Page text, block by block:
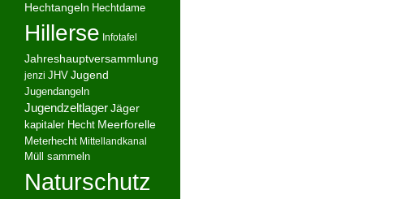
Hechtangeln Hechtdame
Hillerse Infotafel
Jahreshauptversammlung
jenzi JHV Jugend
Jugendangeln
Jugendzeltlager Jäger
kapitaler Hecht Meerforelle
Meterhecht Mittellandkanal
Müll sammeln
Naturschutz